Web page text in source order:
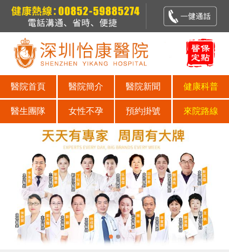
醫院首頁 醫院簡介 醫院新聞 健康科普
醫生團隊 女性不孕 預約掛號 來院路線